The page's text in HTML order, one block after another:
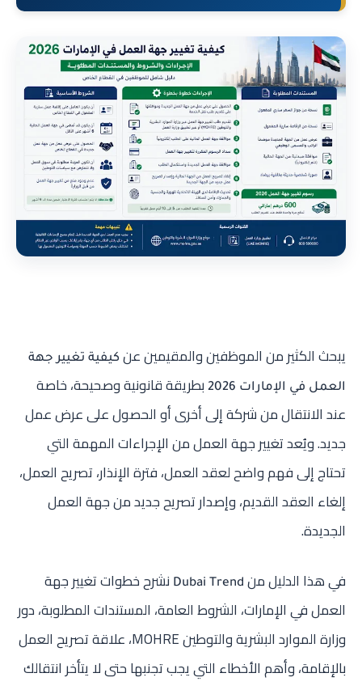
يبحث الكثير من الموظفين والمقيمين عن كيفية تغيير جهة
العمل في الإمارات 2026
بطريقة قانونية وصحيحة، خاصة
عند الانتقال من شركة إلى أخرى أو الحصول على عرض عمل
جديد. ويُعد تغيير جهة العمل من الإجراءات المهمة التي
تحتاج إلى فهم واضح لعقد العمل، فترة الإنذار، تصريح العمل،
إلغاء العقد القديم، وإصدار تصريح جديد من جهة العمل
الجديدة.
في هذا الدليل من Dubai Trend نشرح خطوات تغيير جهة
العمل في الإمارات، الشروط العامة، المستندات المطلوبة، دور
وزارة الموارد البشرية والتوطين MOHRE، علاقة تصريح العمل
بالإقامة، وأهم الأخطاء التي يجب تجنبها حتى لا يتأخر انتقالك